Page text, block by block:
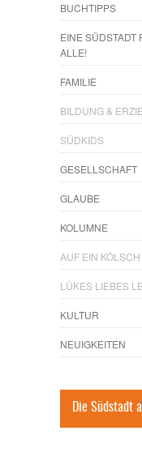
BUCHTIPPS
EINE SÜDSTADT
ALLE!
FAMILIE
BILDUNG &
SÜDKIDS
GESELLSCHAFT
GLAUBE
KOLUMNE
AUF EIN KÖLSCH
LÜKES LIEBES
KULTUR
NEUIGKEITEN
Die Südstadt